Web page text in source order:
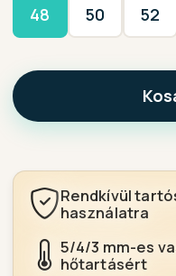
48 50 52
Rendkívül
használatra
5/4/3 mm-es
hőtartásért